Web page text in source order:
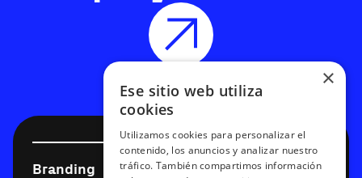
Branding Diseño digital
×
Ese sitio web utiliza
cookies
Utilizamos cookies para personalizar el
contenido, los anuncios y analizar nuestro
tráfico. También compartimos información